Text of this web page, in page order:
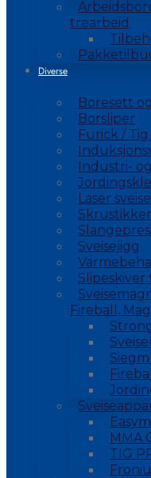
trearbeid
Diverse
Boresett
Borsliper
Furick /
Industri-
Laser
Skrustikker
Sveisejigg
Fireball,
Fireball
MMA
TIG